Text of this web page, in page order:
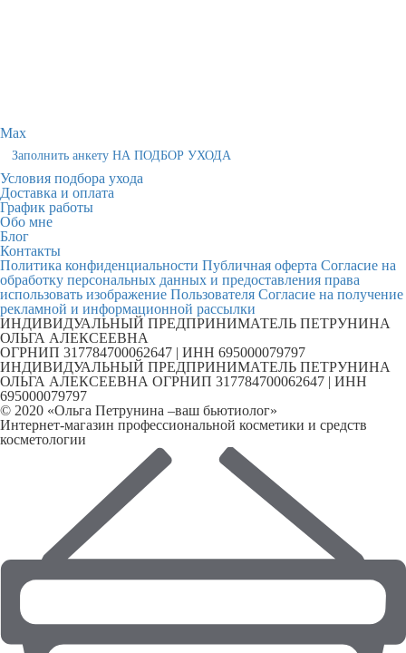
Max
Заполнить анкету НА ПОДБОР УХОДА
Условия подбора ухода
Доставка и оплата
График работы
Обо мне
Блог
Контакты
Политика конфиденциальности Публичная оферта Согласие на
обработку персональных данных и предоставления права
использовать изображение Пользователя Согласие на получение
рекламной и информационной рассылки
ИНДИВИДУАЛЬНЫЙ ПРЕДПРИНИМАТЕЛЬ ПЕТРУНИНА
ОЛЬГА АЛЕКСЕЕВНА
ОГРНИП 317784700062647 | ИНН 695000079797
ИНДИВИДУАЛЬНЫЙ ПРЕДПРИНИМАТЕЛЬ ПЕТРУНИНА
ОЛЬГА АЛЕКСЕЕВНА ОГРНИП 317784700062647 | ИНН
695000079797
© 2020 «Ольга Петрунина –ваш бьютиолог»
Интернет-магазин профессиональной косметики и средств
косметологии